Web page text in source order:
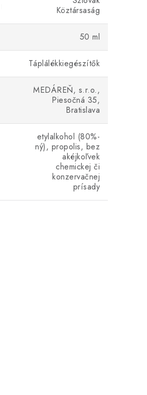
Köztársaság
50 ml
Táplálékkiegészítők
MEDÁREŇ, s.r.o.,
Piesočná 35,
Bratislava
etylalkohol (80%-
ný), propolis, bez
akéjkoľvek
chemickej či
konzervačnej
prísady